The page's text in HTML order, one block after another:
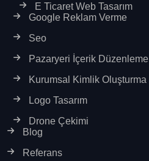
E Ticaret Web Tasarım
Google Reklam Verme
Seo
Pazaryeri İçerik Düzenleme
Kurumsal Kimlik Oluşturma
Logo Tasarım
Drone Çekimi
Blog
Referans